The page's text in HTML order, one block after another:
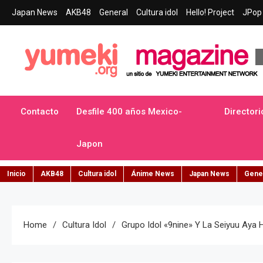
Skip
to
Japan News AKB48 General Cultura idol Hello! Project JPop
Yumeki Magazine
Contacto Desfile 400 años Mexico-
Japon
Inicio AKB48 Cultura idol Ánime News Japan News
Home Cultura Idol Grupo Idol «9nine» Y La Seiyuu